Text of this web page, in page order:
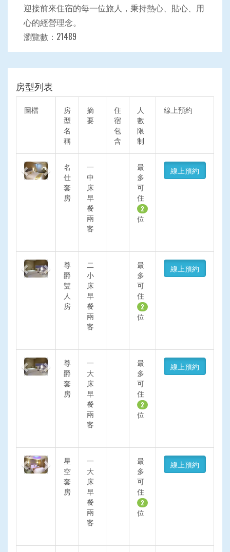
迎接前來住宿的每一位旅人，秉持熱心、貼心、用
心的經營理念。
瀏覽數：21489
房型列表
圖檔
房
型
名
稱
摘
要
住
宿
包
含
人
數
限
制
線上預約
PreviousNext
名
仕
套
房
一
中
床
早
餐
兩
客
最
多
可
住
2
位
線上預約
PreviousNext
尊
爵
雙
人
房
二
小
床
早
餐
兩
客
最
多
可
住
2
位
線上預約
PreviousNext
尊
爵
套
房
一
大
床
早
餐
兩
客
最
多
可
住
2
位
線上預約
PreviousNext
星
空
套
房
一
大
床
早
餐
兩
客
最
多
可
住
2
位
線上預約